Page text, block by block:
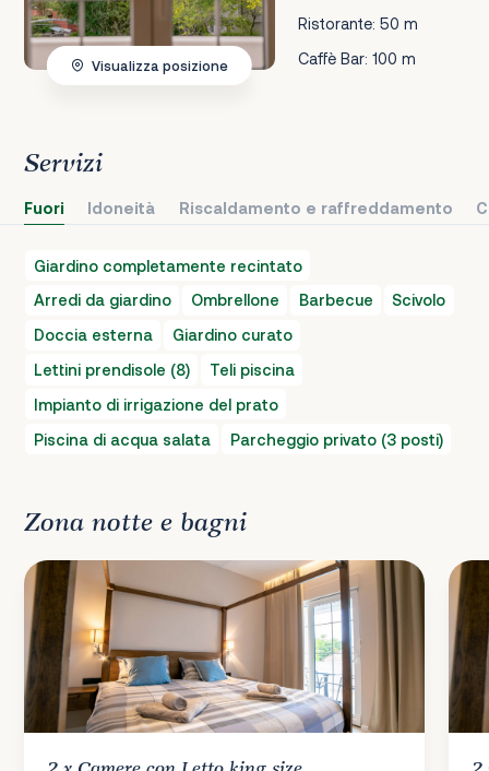
Ristorante: 50 m
Caffè Bar: 100 m
Visualizza posizione
Servizi
Fuori Idoneità Riscaldamento e raffreddamento
Giardino completamente recintato
Arredi da giardino
Ombrellone Barbecue
Scivolo
Doccia esterna
Giardino curato
Lettini prendisole (8)
Teli piscina
Impianto di irrigazione del prato
Piscina di acqua salata
Parcheggio privato (3 posti)
Zona notte e bagni